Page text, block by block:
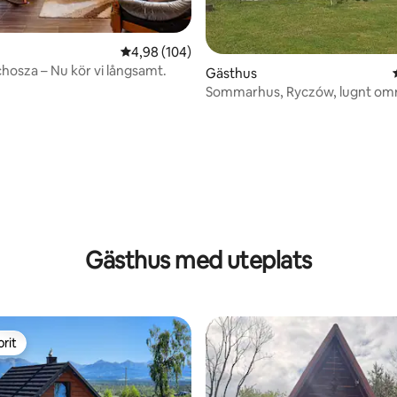
betyg, 6 omdömen
4,98 av 5 i genomsnittligt betyg, 104
4,98 (104)
– Nu kör vi långsamt.
Gästhus
Sommarhus, Ryczów, lugnt
Gästhus med uteplats